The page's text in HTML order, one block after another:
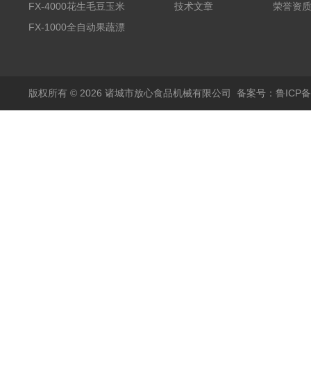
备野菜清洗机
FX-4000花生毛豆玉米
蒸煮漂烫机
FX-1000全自动果蔬漂
技术文章
荣誉资质
版权所有 © 2026 诸城市放心食品机械有限公司 备案号：鲁ICP